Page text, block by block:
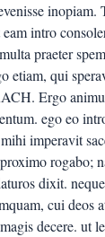
intro
praeter
etiam, qui
Ergo
ego eo
imperavit
rogabo;
dixit.
cui deos
decere. ut